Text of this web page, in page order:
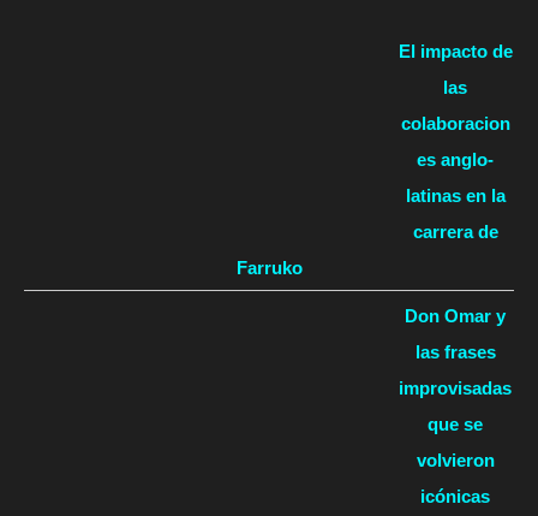
El impacto de
las
colaboracion
es anglo-
latinas en la
carrera de
Farruko
Don Omar y
las frases
improvisadas
que se
volvieron
icónicas